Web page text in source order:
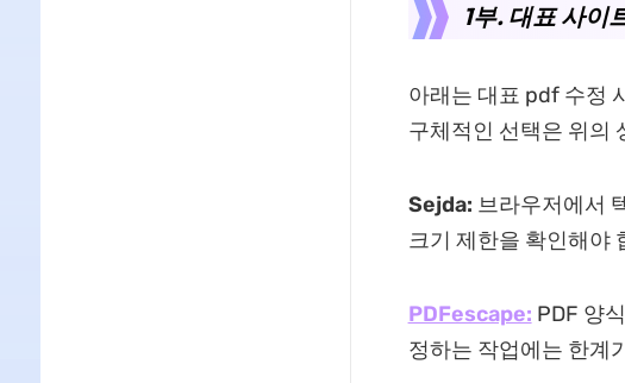
1부. 대표 사이
아래는 대표 pdf 수정
구체적인 선택은 위의
Sejda: 브라우저에서
크기 제한을 확인해야
PDFescape: PDF 양
정하는 작업에는 한계